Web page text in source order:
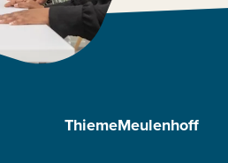
ThiemeMeulenhoff